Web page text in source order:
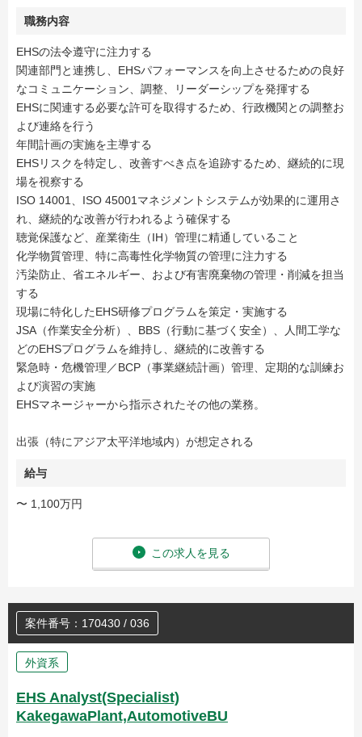
職務内容
EHSの法令遵守に注力する
関連部門と連携し、EHSパフォーマンスを向上させるための良好
なコミュニケーション、調整、リーダーシップを発揮する
EHSに関連する必要な許可を取得するため、行政機関との調整お
よび連絡を行う
年間計画の実施を主導する
EHSリスクを特定し、改善すべき点を追跡するため、継続的に現
場を視察する
ISO 14001、ISO 45001マネジメントシステムが効果的に運用さ
れ、継続的な改善が行われるよう確保する
聴覚保護など、産業衛生（IH）管理に精通していること
化学物質管理、特に高毒性化学物質の管理に注力する
汚染防止、省エネルギー、および有害廃棄物の管理・削減を担当
する
現場に特化したEHS研修プログラムを策定・実施する
JSA（作業安全分析）、BBS（行動に基づく安全）、人間工学な
どのEHSプログラムを維持し、継続的に改善する
緊急時・危機管理／BCP（事業継続計画）管理、定期的な訓練お
よび演習の実施
EHSマネージャーから指示されたその他の業務。
出張（特にアジア太平洋地域内）が想定される
給与
〜 1,100万円
この求人を見る
案件番号：170430 / 036
外資系
EHS Analyst(Specialist)
KakegawaPlant,AutomotiveBU